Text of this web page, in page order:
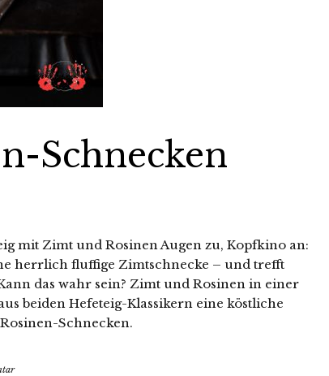
Schnecken
mit Zimt und Rosinen Augen zu, Kopfkino an:
herrlich fluffige Zimtschnecke – und trefft
das wahr sein? Zimt und Rosinen in einer
beiden Hefeteig-Klassikern eine köstliche
Schnecken.